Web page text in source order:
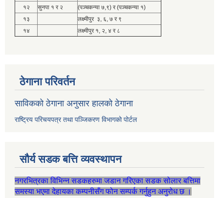
१२
सुनपा १ र २
(पञ्चकन्या ७,९) र (पञ्चकन्या १)
१३
लक्ष्मीपुर ३, ६, ७ र ९
१४
लक्ष्मीपुर १, २, ४ र ८
ठेगाना परिवर्तन
साविकको ठेगाना अनुसार हालको ठेगाना
राष्ट्रिय परिचयपत्र तथा पञ्जिकरण विभागको पोर्टल
सौर्य सडक बत्ति व्यवस्थापन
नगरभित्रका विभिन्न सडकहरुमा जडान गरिएका सडक सोलार बत्तिमा
समस्या भएमा देहायका कम्पनीसँग फोन सम्पर्क गर्नुहुन अनुरोध छ ।